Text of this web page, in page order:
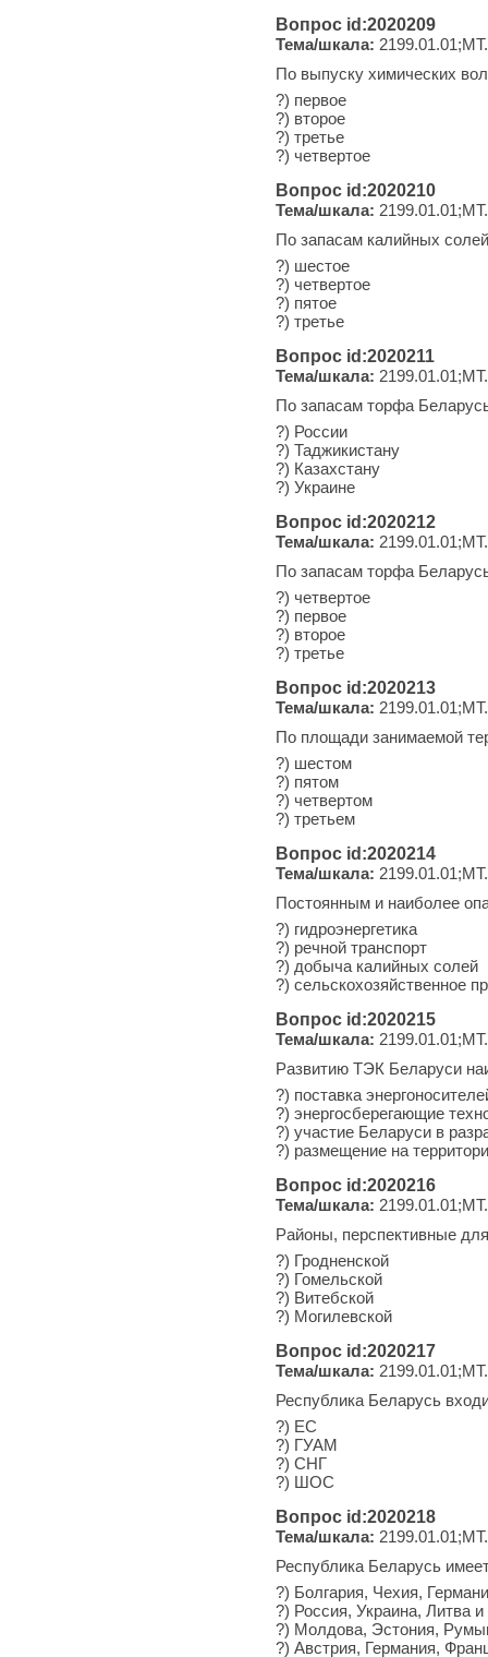
Вопрос id:2020209
Тема/шкала:
По выпуску химических
?) первое
?) второе
?) третье
?) четвертое
Вопрос id:2020210
Тема/шкала:
По запасам калийных
?) шестое
?) четвертое
?) пятое
?) третье
Вопрос id:2020211
Тема/шкала:
По запасам торфа
?) России
?) Таджикистану
?) Казахстану
?) Украине
Вопрос id:2020212
Тема/шкала:
По запасам торфа
?) четвертое
?) первое
?) второе
?) третье
Вопрос id:2020213
Тема/шкала:
По площади занимаемой
?) шестом
?) пятом
?) четвертом
?) третьем
Вопрос id:2020214
Тема/шкала:
Постоянным и наиболее
?) гидроэнергетика
?) речной транспорт
?) добыча калийных солей
?) сельскохозяйственное
Вопрос id:2020215
Тема/шкала:
Развитию ТЭК Беларуси
?) поставка
?) энергосберегающие
?) участие Беларуси в
?) размещение на
Вопрос id:2020216
Тема/шкала:
Районы, перспективные
?) Гродненской
?) Гомельской
?) Витебской
?) Могилевской
Вопрос id:2020217
Тема/шкала:
Республика Беларусь
?) ЕС
?) ГУАМ
?) СНГ
?) ШОС
Вопрос id:2020218
Тема/шкала:
Республика Беларусь
?) Болгария, Чехия,
?) Россия, Украина, Литва
?) Молдова, Эстония,
?) Австрия, Германия,